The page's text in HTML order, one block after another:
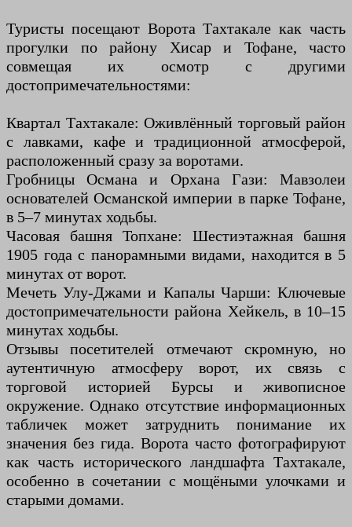
Туристы посещают Ворота Тахтакале как часть
прогулки по району Хисар и Тофане, часто
совмещая их осмотр с другими
достопримечательностями:
Квартал Тахтакале: Оживлённый торговый район
с лавками, кафе и традиционной атмосферой,
расположенный сразу за воротами.
Гробницы Османа и Орхана Гази: Мавзолеи
основателей Османской империи в парке Тофане,
в 5–7 минутах ходьбы.
Часовая башня Топхане: Шестиэтажная башня
1905 года с панорамными видами, находится в 5
минутах от ворот.
Мечеть Улу-Джами и Капалы Чарши: Ключевые
достопримечательности района Хейкель, в 10–15
минутах ходьбы.
Отзывы посетителей отмечают скромную, но
аутентичную атмосферу ворот, их связь с
торговой историей Бурсы и живописное
окружение. Однако отсутствие информационных
табличек может затруднить понимание их
значения без гида. Ворота часто фотографируют
как часть исторического ландшафта Тахтакале,
особенно в сочетании с мощёными улочками и
старыми домами.